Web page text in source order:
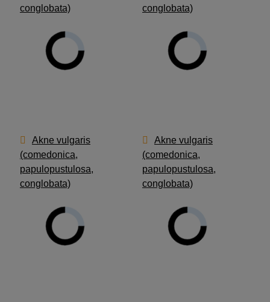
conglobata)
conglobata)
Akne vulgaris
(comedonica,
papulopustulosa,
conglobata)
Akne vulgaris
(comedonica,
papulopustulosa,
conglobata)